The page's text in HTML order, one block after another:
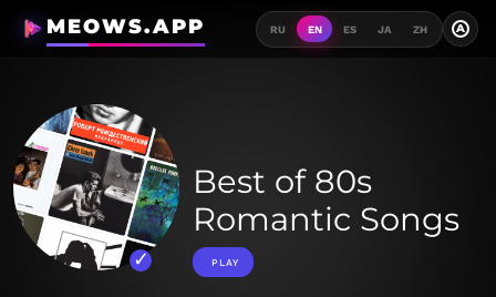
MEOWS.APP RU EN ES JA ZH A
Best of 80s
Romantic Songs
PLAY